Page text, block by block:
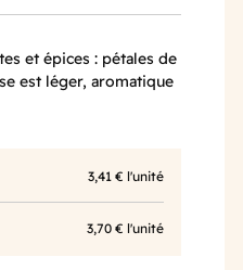
et épices : pétales de
est léger, aromatique
3,41 € l'unité
3,70 € l'unité